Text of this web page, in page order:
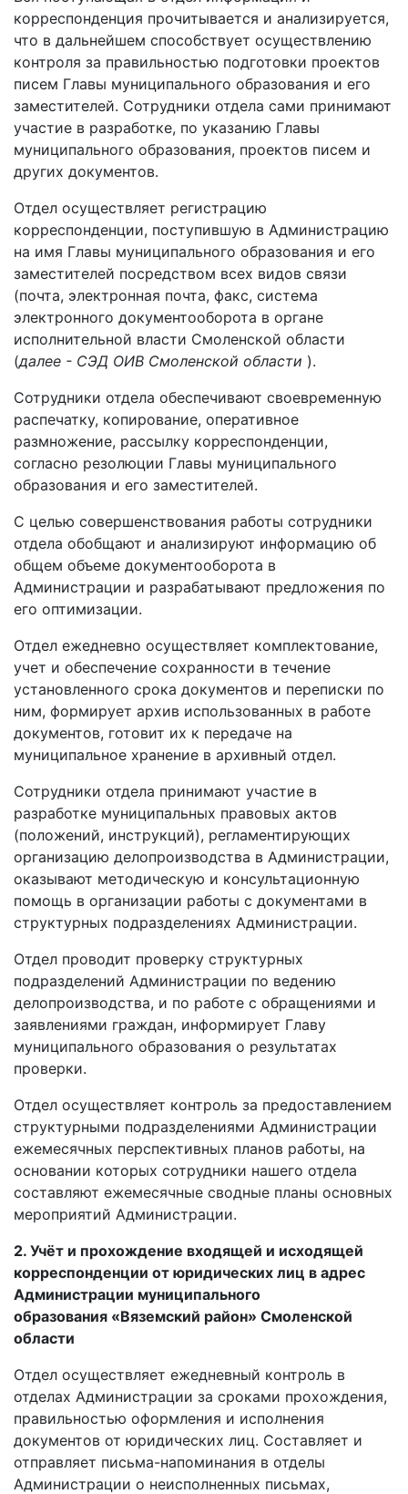
корреспонденция прочитывается и анализируется,
что в дальнейшем способствует осуществлению
контроля за правильностью подготовки проектов
писем Главы муниципального образования и его
заместителей. Сотрудники отдела сами принимают
участие в разработке, по указанию Главы
муниципального образования, проектов писем и
других документов.
Отдел осуществляет регистрацию
корреспонденции, поступившую в Администрацию
на имя Главы муниципального образования и его
заместителей посредством всех видов связи
(почта, электронная почта, факс, система
электронного документооборота в органе
исполнительной власти Смоленской области
(далее - СЭД ОИВ Смоленской области ).
Сотрудники отдела обеспечивают своевременную
распечатку, копирование, оперативное
размножение, рассылку корреспонденции,
согласно резолюции Главы муниципального
образования и его заместителей.
С целью совершенствования работы сотрудники
отдела обобщают и анализируют информацию об
общем объеме документооборота в
Администрации и разрабатывают предложения по
его оптимизации.
Отдел ежедневно осуществляет комплектование,
учет и обеспечение сохранности в течение
установленного срока документов и переписки по
ним, формирует архив использованных в работе
документов, готовит их к передаче на
муниципальное хранение в архивный отдел.
Сотрудники отдела принимают участие в
разработке муниципальных правовых актов
(положений, инструкций), регламентирующих
организацию делопроизводства в Администрации,
оказывают методическую и консультационную
помощь в организации работы с документами в
структурных подразделениях Администрации.
Отдел проводит проверку структурных
подразделений Администрации по ведению
делопроизводства, и по работе с обращениями и
заявлениями граждан, информирует Главу
муниципального образования о результатах
проверки.
Отдел осуществляет контроль за предоставлением
структурными подразделениями Администрации
ежемесячных перспективных планов работы, на
основании которых сотрудники нашего отдела
составляют ежемесячные сводные планы основных
мероприятий Администрации.
2. Учёт и прохождение входящей и исходящей
корреспонденции от юридических лиц в адрес
Администрации муниципального
образования «Вяземский район» Смоленской
области
Отдел осуществляет ежедневный контроль в
отделах Администрации за сроками прохождения,
правильностью оформления и исполнения
документов от юридических лиц. Составляет и
отправляет письма-напоминания в отделы
Администрации о неисполненных письмах,